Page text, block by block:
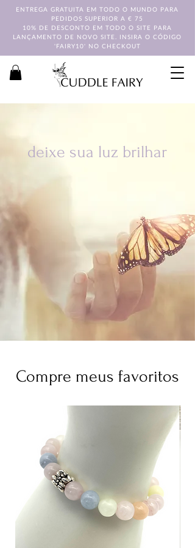
ENTREGA GRATUITA EM TODO O MUNDO PARA
PEDIDOS SUPERIOR A € 75
10% DE DESCONTO EM TODO O SITE PARA
LANÇAMENTO DE NOVO SITE. INSIRA O CÓDIGO
'FAIRY10' NO CHECKOUT
deixe sua luz brilhar
Compre meus favoritos